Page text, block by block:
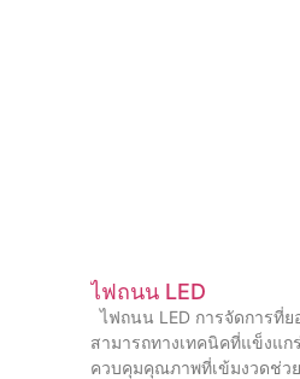
ไฟถนน LED
ไฟถนน LED การจัดการที่ย
สามารถทางเทคนิคที่แข็งแก
ควบคุมคุณภาพที่เข้มงวดช่ว